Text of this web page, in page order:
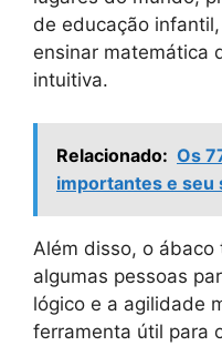
de educação
ensinar matemática
intuitiva.
Relacionado: Os
importantes e seu
Além disso, o
algumas pessoas
lógico e a agilidade
ferramenta útil para